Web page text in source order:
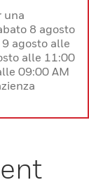
una
8 agosto
agosto alle
alle 11:00
09:00 AM